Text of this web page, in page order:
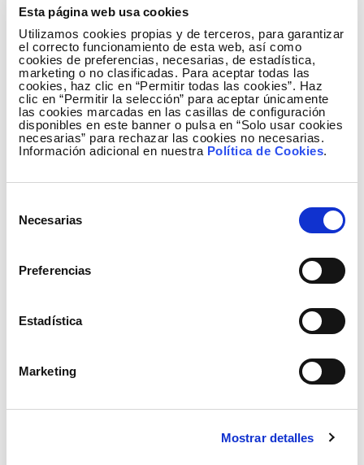
Esta página web usa cookies
Utilizamos cookies propias y de terceros, para garantizar
el correcto funcionamiento de esta web, así como
cookies de preferencias, necesarias, de estadística,
marketing o no clasificadas. Para aceptar todas las
cookies, haz clic en “Permitir todas las cookies”. Haz
clic en “Permitir la selección” para aceptar únicamente
las cookies marcadas en las casillas de configuración
disponibles en este banner o pulsa en “Solo usar cookies
necesarias” para rechazar las cookies no necesarias.
Información adicional en nuestra Política de Cookies.
Necesarias
Preferencias
Estadística
Marketing
Mostrar detalles
Además, ha destacado la importancia de “promover
el talento femenino en las disciplinas STEAM desde
las primeras etapas de formación” y la evidencia de
que “la presencia femenina hace más rentables e
innovadoras a las empresas, aumentando su
capacidad de generar un impacto económico y
social positivos”.
35,3% de directivas al 50% en 2030 y aumentar la
presencia femenina en puestos técnicos muy
masculinizados. Para lograr el primero, la compañía
está desarrollando acciones formativas, de
programa llamado “Gestión de la diversidad y
liderazgo femenino”; mientras que para el segundo,
Redeia tiene medidas a favor de la contratación de
mujeres cuando se buscan estos perfiles y está
científicas y tecnológicas, como es el concurso